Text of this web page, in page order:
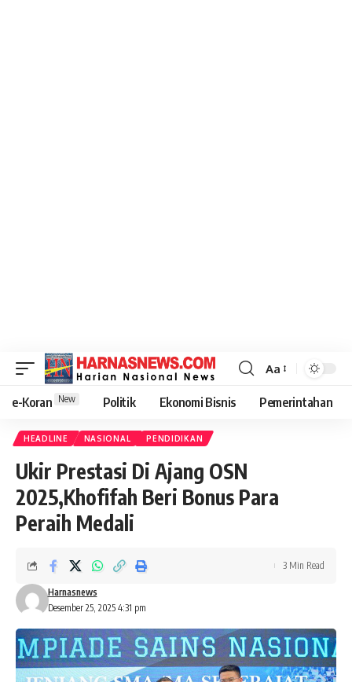
Aa
e-Koran New Politik Ekonomi Bisnis Pemerintahan
HEADLINE NASIONAL PENDIDIKAN
Ukir Prestasi Di Ajang OSN
2025,Khofifah Beri Bonus Para
Peraih Medali
Desember 25, 2025 4:31 pm
Harnasnews
3 Min Read